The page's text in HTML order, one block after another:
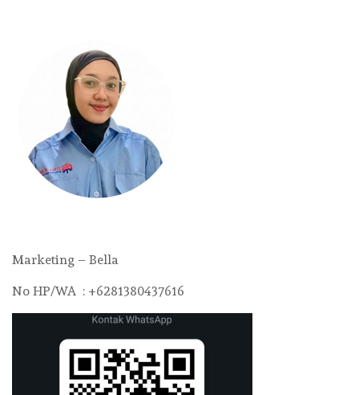
Marketing – Bella
No HP/WA : +6281380437616